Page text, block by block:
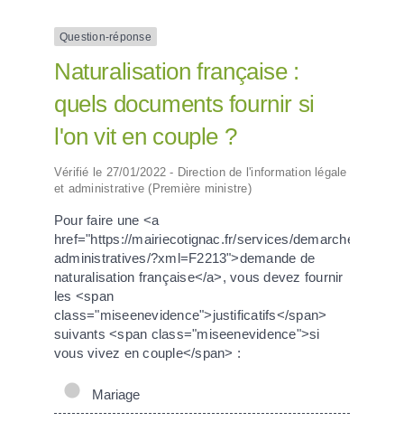
Question-réponse
Naturalisation française :
quels documents fournir si
l'on vit en couple ?
Vérifié le 27/01/2022 - Direction de l'information légale
et administrative (Première ministre)
Pour faire une <a
href="https://mairiecotignac.fr/services/demarches-
administratives/?xml=F2213">demande de
naturalisation française</a>, vous devez fournir
les <span
class="miseenevidence">justificatifs</span>
suivants <span class="miseenevidence">si
vous vivez en couple</span> :
Mariage